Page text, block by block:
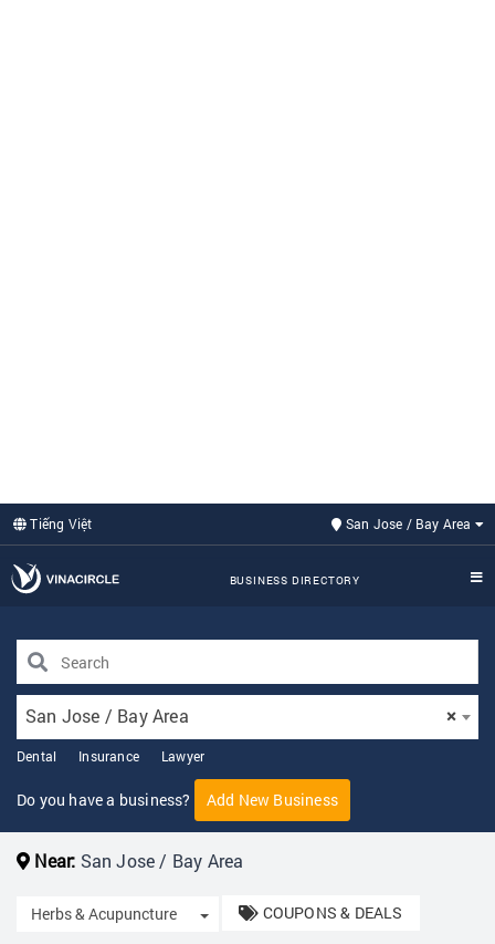
Tiếng Việt San Jose / Bay Area
BUSINESS DIRECTORY
×
San Jose / Bay Area
Dental Insurance Lawyer
Do you have a business? Add New Business
Near: San Jose / Bay Area
Herbs & Acupuncture Toggle Dropdown
COUPONS & DEALS